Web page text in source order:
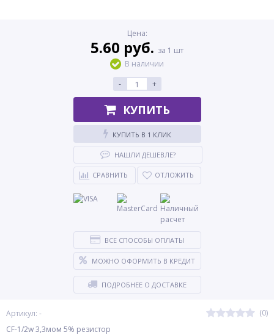
Артикул: -
(0)
CF-1/2w 3,3мом 5% резистор
Цена:
5.60 руб. за 1 шт
В наличии
-
+
КУПИТЬ
КУПИТЬ В 1 КЛИК
НАШЛИ ДЕШЕВЛЕ?
СРАВНИТЬ ОТЛОЖИТЬ
ВСЕ СПОСОБЫ ОПЛАТЫ
МОЖНО ОФОРМИТЬ В КРЕДИТ
ПОДРОБНЕЕ О ДОСТАВКЕ